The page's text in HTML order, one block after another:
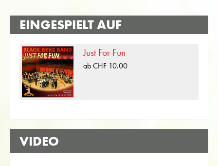
EINGESPIELT AUF
Just For Fun
ab CHF 10.00
VIDEO